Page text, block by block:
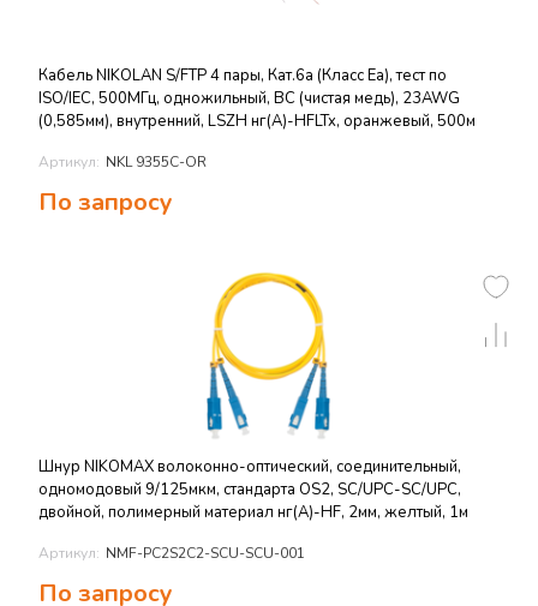
Кабель NIKOLAN S/FTP 4 пары, Кат.6a (Класс Ea), тест по
ISO/IEC, 500МГц, одножильный, BC (чистая медь), 23AWG
(0,585мм), внутренний, LSZH нг(А)-HFLTx, оранжевый, 500м
Артикул: NKL 9355C-OR
По запросу
Шнур NIKOMAX волоконно-оптический, соединительный,
одномодовый 9/125мкм, стандарта OS2, SC/UPC-SC/UPC,
двойной, полимерный материал нг(A)-HF, 2мм, желтый, 1м
Артикул: NMF-PC2S2C2-SCU-SCU-001
По запросу